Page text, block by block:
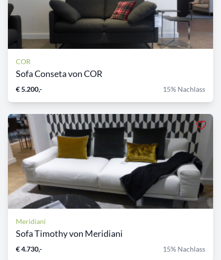
COR
Sofa Conseta von COR
€ 5.200,- 15% Nachlass
Meridiani
Sofa Timothy von Meridiani
€ 4.730,- 15% Nachlass